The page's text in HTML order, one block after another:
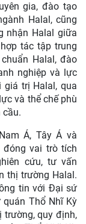
gia, đào tạo
Halal, cũng
nhận Halal giữa
tác tập trung
Halal, đào
nghiệp và lực
trị Halal, qua
và thể chế phù
cầu.
Á, Tây Á và
đóng vai trò tích
cứu, tư vấn
thị trường Halal.
tin với Đại sứ
Thổ Nhĩ Kỳ
trường, quy định,